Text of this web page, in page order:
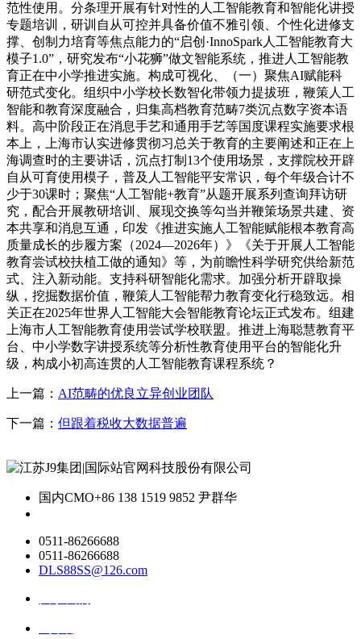
范性使用。分条理开展有针对性的人工智能教育和智能化讲授
专题培训，研训自从可控并具备价值不雅引领、个性化进修支
撑、创制力培育等焦点能力的“启创·InnoSpark人工智能教育大
模子1.0”，研究发布“小花狮”做文智能系统，推进人工智能教
育正在中小学推进实施。构成可视化、（一）聚焦AI赋能科
研范式变化。组织中小学校长数智化带领力提拔班，鞭策人工
智能和教育深度融合，归集高档教育范畴7类沉点数字资本语
料。高中阶段正在消息手艺和通用手艺等国度课程实施要求根
本上，上海市认实进修贯彻习总关于教育的主要阐述和正在上
海调查时的主要讲话，沉点打制13个使用场景，支撑院校开辟
自从可育使用模子，普及人工智能平安常识，每个年级合计不
少于30课时；聚焦“人工智能+教育”从题开展系列查询拜访研
究，配合开展教研培训、展现交换等勾当并鞭策场景共建、资
本共享和消息互通，印发《推进实施人工智能赋能根本教育高
质量成长的步履方案（2024—2026年）》《关于开展人工智能
教育尝试校扶植工做的通知》等，为前瞻性科学研究供给新范
式、注入新动能。支持科研智能化需求。加强分析开辟取操
纵，挖掘数据价值，鞭策人工智能帮力教育变化行稳致远。相
关正在2025年世界人工智能大会智能教育论坛正式发布。组建
上海市人工智能教育使用尝试学校联盟。推进上海聪慧教育平
台、中小学数字讲授系统等分析性教育使用平台的智能化升
级，构成小初高连贯的人工智能教育课程系统？
上一篇： AI范畴的优良立异创业团队
下一篇： 但跟着税收大数据普遍
国内CMO+86 138 1519 9852 尹群华
0511-86266688
0511-86266688
DLS88SS@126.com